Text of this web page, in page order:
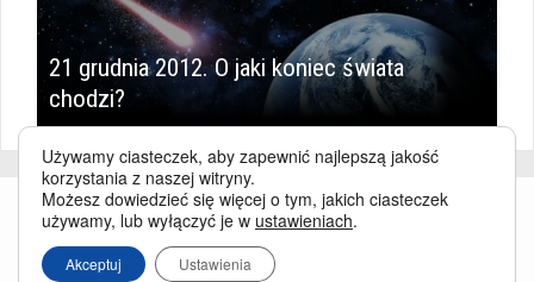
21 grudnia 2012. O jaki koniec świata
chodzi?
Używamy ciasteczek, aby zapewnić najlepszą jakość
korzystania z naszej witryny.
Możesz dowiedzieć się więcej o tym, jakich ciasteczek
używamy, lub wyłączyć je w ustawieniach.
Akceptuj Ustawienia